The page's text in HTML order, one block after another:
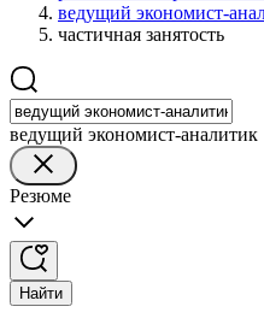
ведущий экономист-
частичная занятость
ведущий экономист-аналитик
Резюме
Найти